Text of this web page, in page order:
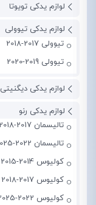
لوازم یدکی تویوتا
لوازم یدکی تیوولی
تیوولی 2017-2018
تیوولی 2019-2020
لوازم یدکی دیگنیتی
لوازم یدکی رنو
تالیسمان 2017-2018
تالیسمان 2022-2025
کولیوس 2014-2015
کولیوس 2017-2018
کولیوس 2022-2025